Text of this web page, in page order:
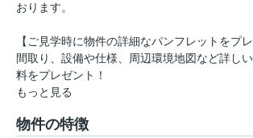
おります。
【ご見学時に物件の詳細なパンフレットをプレ
間取り、設備や仕様、周辺環境地図など詳し
料をプレゼント！
もっと見る
物件の特徴